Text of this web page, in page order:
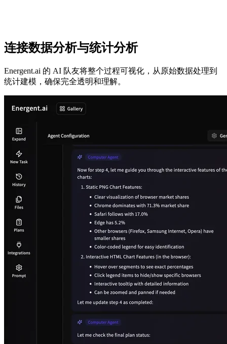
连接数据分析与统计分析
Energent.ai 的 AI 队友将整个过程可视化，从原始数据处理到
统计建模，确保完全透明和理解。